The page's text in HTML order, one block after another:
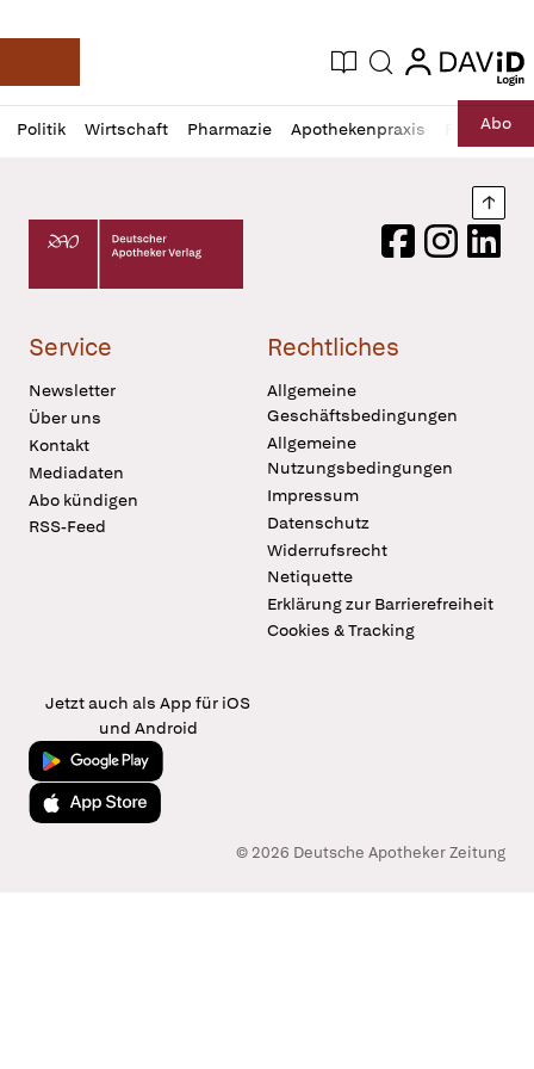
Deutsche Apotheker Zeitung
Aktuelle Ausgabe
Suche login
login
Politik Wirtschaft Pharmazie Apothekenpraxis RechtAbo
Profil
öffnen
Daz
Pur
Deutscher Apotheker Verlag Logo
FacebookInstagram
Service
Newsletter
Über uns
Kontakt
Mediadaten
Abo kündigen
RSS-Feed
Rechtliches
Allgemeine
Geschäftsbedingungen
Allgemeine
Nutzungsbedingungen
Impressum
Datenschutz
Widerrufsrecht
Netiquette
Erklärung zur Barrierefreiheit
Cookies & Tracking
Jetzt auch als App für iOS
und Android
Jetzt bei Google Play
Laden im App Store
© 2026 Deutsche Apotheker Zeitung